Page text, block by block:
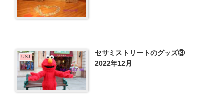
USJ
セサミストリートのグッズ③
2022年12月